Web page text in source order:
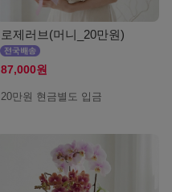
로제러브(머니_20만원)
87,000원
20만원 현금별도 입금